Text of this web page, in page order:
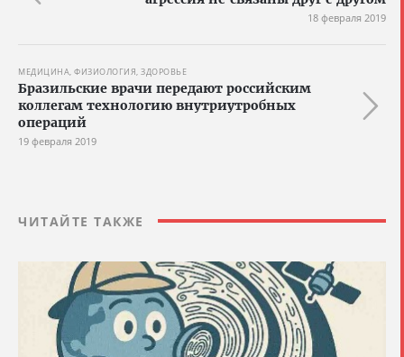
18 февраля 2019
МЕДИЦИНА, ФИЗИОЛОГИЯ, ЗДОРОВЬЕ
Бразильские врачи передают российским
коллегам технологию внутриутробных
операций
19 февраля 2019
ЧИТАЙТЕ ТАКЖЕ